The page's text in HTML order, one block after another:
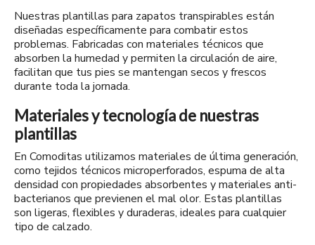
Nuestras plantillas para zapatos transpirables están
diseñadas específicamente para combatir estos
problemas. Fabricadas con materiales técnicos que
absorben la humedad y permiten la circulación de aire,
facilitan que tus pies se mantengan secos y frescos
durante toda la jornada.
Materiales y tecnología de nuestras
plantillas
En Comoditas utilizamos materiales de última generación,
como tejidos técnicos microperforados, espuma de alta
densidad con propiedades absorbentes y materiales anti-
bacterianos que previenen el mal olor. Estas plantillas
son ligeras, flexibles y duraderas, ideales para cualquier
tipo de calzado.